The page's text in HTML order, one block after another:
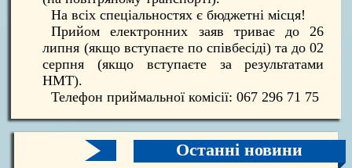
На всіх спеціальностях є бюджетні місця!
Прийом електронних заяв триває до 26
липня (якщо вступаєте по співбесіді) та до 02
серпня (якщо вступаєте за результатами
НМТ).
Телефон приймальної комісії: 067 296 71 75
Останні новини